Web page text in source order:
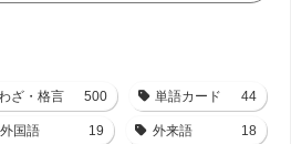
ざ・格言 500 単語カード 44
外国語 19 外来語 18